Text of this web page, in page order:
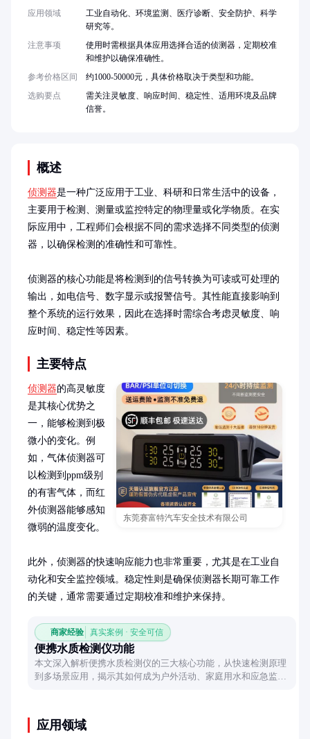
概述
侦测器是一种广泛应用于工业、科研和日常生活中的设备，
主要用于检测、测量或监控特定的物理量或化学物质。在实
际应用中，工程师们会根据不同的需求选择不同类型的侦测
器，以确保检测的准确性和可靠性。
侦测器的核心功能是将检测到的信号转换为可读或可处理的
输出，如电信号、数字显示或报警信号。其性能直接影响到
整个系统的运行效果，因此在选择时需综合考虑灵敏度、响
应时间、稳定性等因素。
主要特点
东莞赛富特汽车安全技术有限公司
侦测器的高灵敏度
是其核心优势之
一，能够检测到极
微小的变化。例
如，气体侦测器可
以检测到ppm级别
的有害气体，而红
外侦测器能够感知
微弱的温度变化。
此外，侦测器的快速响应能力也非常重要，尤其是在工业自
动化和安全监控领域。稳定性则是确保侦测器长期可靠工作
的关键，通常需要通过定期校准和维护来保持。
商家经验 真实案例 · 安全可信
便携水质检测仪功能
本文深入解析便携水质检测仪的三大核心功能，从快速检测原理
到多场景应用，揭示其如何成为户外活动、家庭用水和应急监测
应用领域
应用领域
工业自动化、环境监测、医疗诊断、安全防护、科学
研究等。
注意事项
使用时需根据具体应用选择合适的侦测器，定期校准
和维护以确保准确性。
参考价格区间
约1000-50000元，具体价格取决于类型和功能。
选购要点
需关注灵敏度、响应时间、稳定性、适用环境及品牌
信誉。